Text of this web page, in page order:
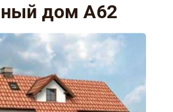
дом А62